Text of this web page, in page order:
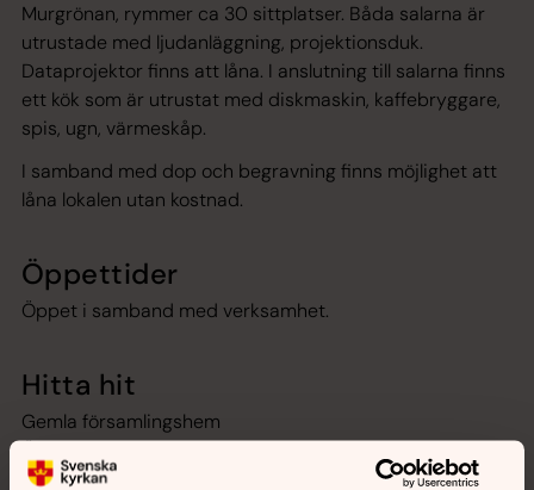
Murgrönan, rymmer ca 30 sittplatser. Båda salarna är
utrustade med ljudanläggning, projektionsduk.
Dataprojektor finns att låna. I anslutning till salarna finns
ett kök som är utrustat med diskmaskin, kaffebryggare,
spis, ugn, värmeskåp.
I samband med dop och begravning finns möjlighet att
låna lokalen utan kostnad.
Öppettider
Öppet i samband med verksamhet.
Hitta hit
Gemla församlingshem
355 73 Gemla